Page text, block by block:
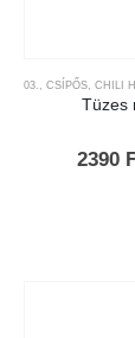
03., CSÍPŐS, CHILI
Tüzes
2390